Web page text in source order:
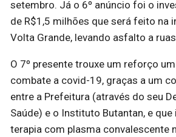
setembro. Já o 6º anúncio foi o
de R$1,5 milhões que será feito na
Volta Grande, levando asfalto a
O 7º presente trouxe um reforço
combate a covid-19, graças a um
entre a Prefeitura (através do seu
Saúde) e o Instituto Butantan, e
terapia com plasma convalescente